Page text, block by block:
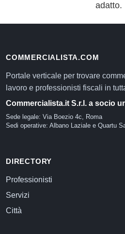
adatto.
COMMERCIALISTA.COM
Portale verticale per trovare
lavoro e professionisti fiscali in
Commercialista.it S.r.l. a socio
Sede legale: Via Boezio 4c, Roma
Sedi operative: Albano Laziale e Quartu
DIRECTORY
Professionisti
Servizi
Città